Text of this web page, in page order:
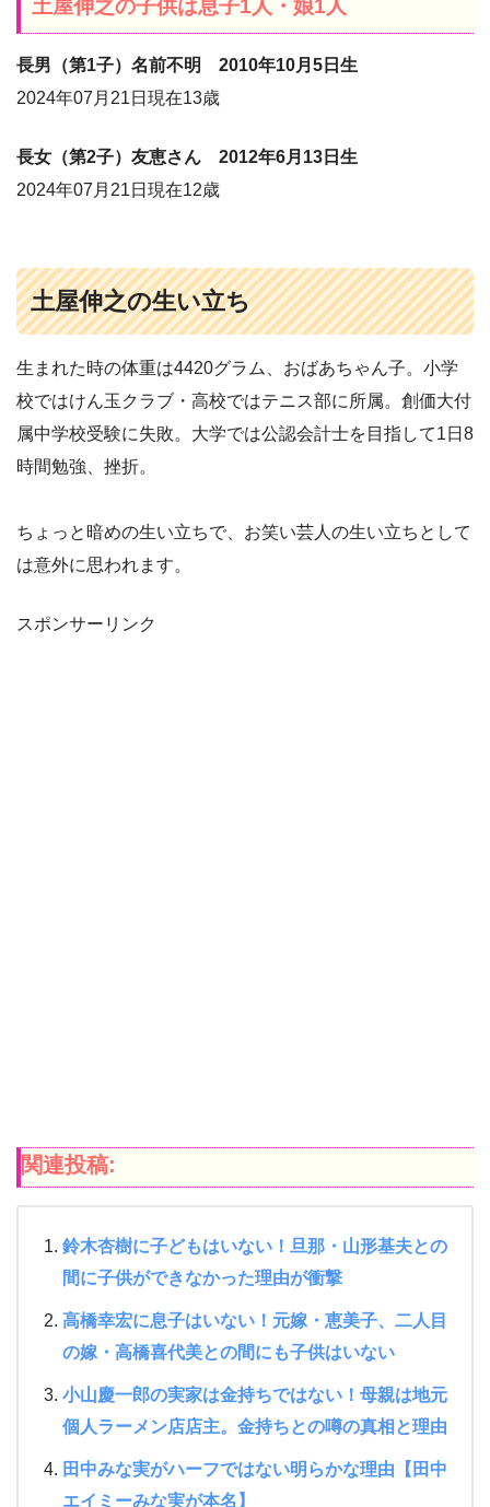
土屋伸之の子供は息子1人・娘1人
長男（第1子）名前不明 2010年10月5日生
2024年07月21日現在13歳
長女（第2子）友恵さん 2012年6月13日生
2024年07月21日現在12歳
土屋伸之の生い立ち
生まれた時の体重は4420グラム、おばあちゃん子。小学
校ではけん玉クラブ・高校ではテニス部に所属。創価大付
属中学校受験に失敗。大学では公認会計士を目指して1日8
時間勉強、挫折。
ちょっと暗めの生い立ちで、お笑い芸人の生い立ちとして
は意外に思われます。
スポンサーリンク
関連投稿:
鈴木杏樹に子どもはいない！旦那・山形基夫との
間に子供ができなかった理由が衝撃
高橋幸宏に息子はいない！元嫁・恵美子、二人目
の嫁・高橋喜代美との間にも子供はいない
小山慶一郎の実家は金持ちではない！母親は地元
個人ラーメン店店主。金持ちとの噂の真相と理由
田中みな実がハーフではない明らかな理由【田中
エイミーみな実が本名】